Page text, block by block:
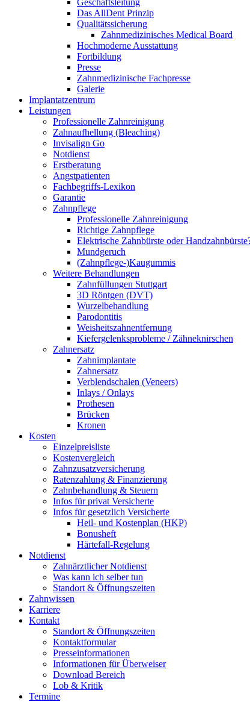
Geschäftsleitung
Das AllDent Prinzip
Qualitätssicherung
Zahnmedizinisches Medical Board
Hochmoderne Ausstattung
Fortbildung
Presse
Zahnmedizinische Fachpresse
Galerie
Implantatzentrum
Leistungen
Professionelle Zahnreinigung
Zahnaufhellung (Bleaching)
Invisalign Go
Notdienst
Erstberatung
Angstpatienten
Fachbegriffs-Lexikon
Garantie
Zahnpflege
Professionelle Zahnreinigung
Richtige Zahnpflege
Elektrische Zahnbürste oder
Mundgeruch
(Zahnpflege-)Kaugummis
Weitere Behandlungen
Zahnfüllungen Stuttgart
3D Röntgen (DVT)
Wurzelbehandlung
Parodontitis
Weisheitszahnentfernung
Kiefergelenksprobleme / Zähneknirschen
Zahnersatz
Zahnimplantate
Zahnersatz
Verblendschalen (Veneers)
Inlays / Onlays
Prothesen
Brücken
Kronen
Kosten
Einzelpreisliste
Kostenvergleich
Zahnzusatzversicherung
Ratenzahlung & Finanzierung
Zahnbehandlung & Steuern
Infos für privat Versicherte
Infos für gesetzlich Versicherte
Heil- und Kostenplan (HKP)
Bonusheft
Härtefall-Regelung
Notdienst
Zahnärztlicher Notdienst
Was kann ich selber tun
Standort & Öffnungszeiten
Zahnwissen
Karriere
Kontakt
Standort & Öffnungszeiten
Kontaktformular
Presseinformationen
Informationen für Überweiser
Download Bereich
Lob & Kritik
Termine